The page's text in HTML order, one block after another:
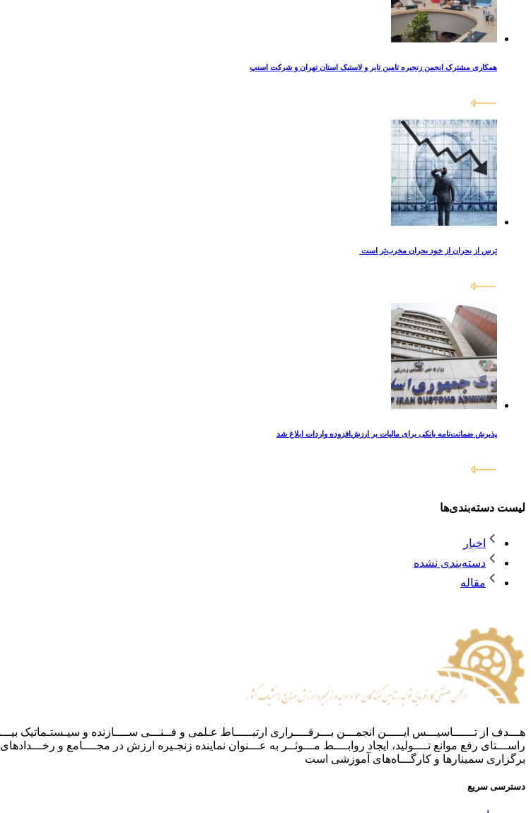
همکاری مشترک انجمن زنجیره تامین تایر و لاستیک استان تهران و شرکت اسنپ
ترس از بحران از خود بحران مخرب‌تر است
پذیرش ضمانت‌نامه بانکی برای مالیات بر ارزش‌افزوده واردات ابلاغ شد
لیست دسته‌بندی‌ها
اخبار
دسته‌بندی نشده
مقاله
هـــدف از تــــــاسیـــس ایـــــن انجمـــن بـــرقــــراری ارتبـــــاط عـلمی و فــنـــی ســــازنده و
راســـتای رفع موانع تــــولید، ایجاد روابــــط مـــوثــر به‌ عـــنوان نماینده زنجـیره ارزش در مجــــامع و
برگزاری سمینارها و کارگـــاه‌های آموزشی است
دسترسی سریع